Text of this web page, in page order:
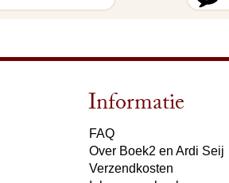
Informatie
FAQ
Over Boek2 en Ardi Seij
Verzendkosten